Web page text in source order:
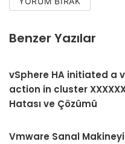
Benzer Yazılar
vSphere HA initiated a
action in cluster
Hatası ve Çözümü
Vmware Sanal